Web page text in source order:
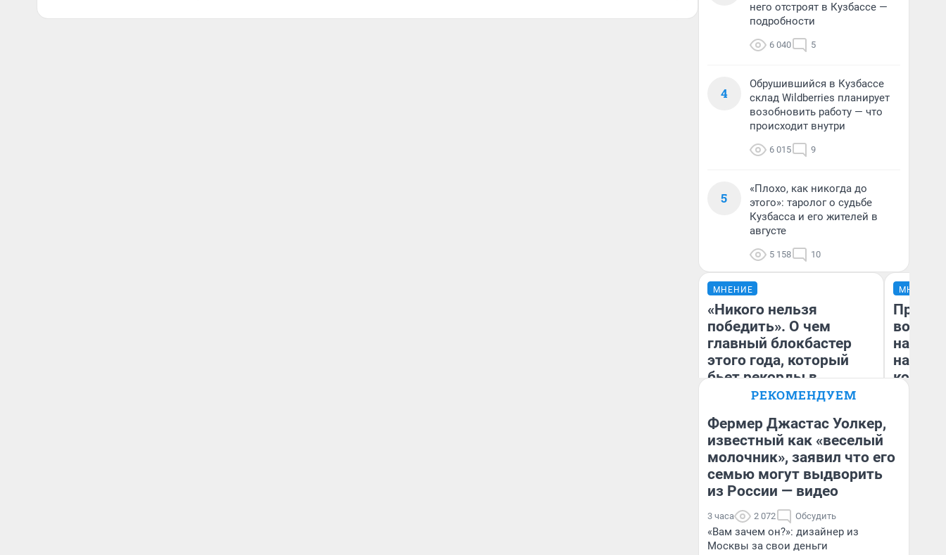
него отстроят в Кузбассе —
подробности
6 040 5
4
Обрушившийся в Кузбассе
склад Wildberries планирует
возобновить работу — что
происходит внутри
6 015 9
5
«Плохо, как никогда до
этого»: таролог о судьбе
Кузбасса и его жителей в
августе
5 158 10
МНЕНИЕ
«Никого нельзя
победить». О чем
главный блокбастер
этого года, который
бьет рекорды в
прокате: честный
Нолана
Эксперт
МНЕНИЕ
нам
РЕКОМЕНДУЕМ
Фермер Джастас Уолкер,
известный как «веселый
молочник», заявил что его
семью могут выдворить
из России — видео
3 часа 2 072 Обсудить
«Вам зачем он?»: дизайнер из
Москвы за свои деньги